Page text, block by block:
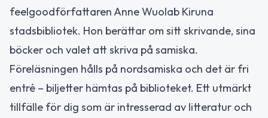
feelgoodförfattaren Anne Wuolab Kiruna
stadsbibliotek. Hon berättar om sitt skrivande, sina
böcker och valet att skriva på samiska.
Föreläsningen hålls på nordsamiska och det är fri
entré – biljetter hämtas på biblioteket. Ett utmärkt
tillfälle för dig som är intresserad av litteratur och